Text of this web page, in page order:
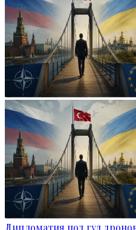
Дипломатия под гул